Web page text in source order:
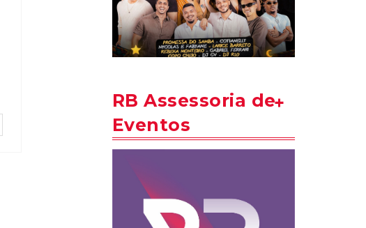
RB Assessoria de
Eventos